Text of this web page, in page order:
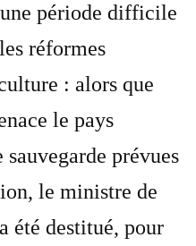
période difficile
réformes
: alors que
le pays
sauvegarde prévues
le ministre de
été destitué, pour